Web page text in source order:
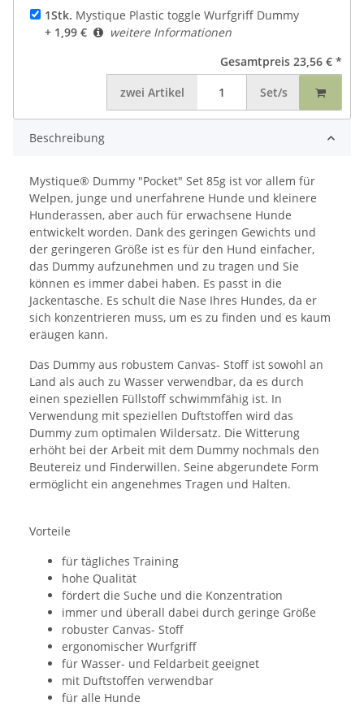
1Stk. Mystique Plastic toggle Wurfgriff Dummy
+ 1,99 €
weitere Informationen
Gesamtpreis 23,56 € *
zwei Artikel Set/s
Beschreibung
Mystique® Dummy "Pocket" Set 85g ist vor allem für
Welpen, junge und unerfahrene Hunde und kleinere
Hunderassen, aber auch für erwachsene Hunde
entwickelt worden. Dank des geringen Gewichts und
der geringeren Größe ist es für den Hund einfacher,
das Dummy aufzunehmen und zu tragen und Sie
können es immer dabei haben. Es passt in die
Jackentasche. Es schult die Nase Ihres Hundes, da er
sich konzentrieren muss, um es zu finden und es kaum
eräugen kann.
Das Dummy aus robustem Canvas- Stoff ist sowohl an
Land als auch zu Wasser verwendbar, da es durch
einen speziellen Füllstoff schwimmfähig ist. In
Verwendung mit speziellen Duftstoffen wird das
Dummy zum optimalen Wildersatz. Die Witterung
erhöht bei der Arbeit mit dem Dummy nochmals den
Beutereiz und Finderwillen. Seine abgerundete Form
ermöglicht ein angenehmes Tragen und Halten.
Vorteile
für tägliches Training
hohe Qualität
fördert die Suche und die Konzentration
immer und überall dabei durch geringe Größe
robuster Canvas- Stoff
ergonomischer Wurfgriff
für Wasser- und Feldarbeit geeignet
mit Duftstoffen verwendbar
für alle Hunde